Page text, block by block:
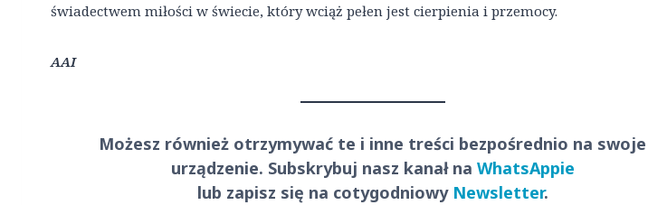
świadectwem miłości w świecie, który wciąż pełen jest cierpienia i przemocy.
AAI
Możesz również otrzymywać te i inne treści bezpośrednio na swoje
urządzenie. Subskrybuj nasz kanał na WhatsAppie
lub zapisz się na cotygodniowy Newsletter.